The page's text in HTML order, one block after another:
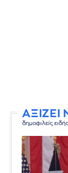
ΑΞΙΖΕΙ
δημοφιλείς